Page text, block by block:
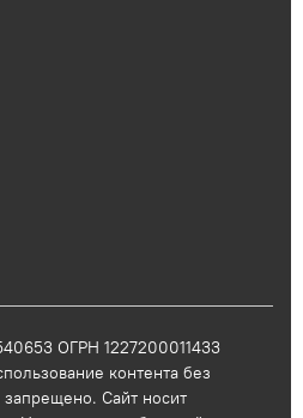
ОГРН 1227200011433
контента без
Сайт носит